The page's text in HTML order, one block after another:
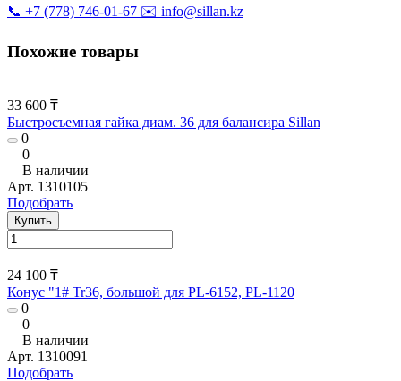
📞 +7 (778) 746-01-67 ✉️ info@sillan.kz
Похожие товары
33 600 ₸
Быстросъемная гайка диам. 36 для балансира Sillan
0
0
В наличии
Арт. 1310105
Подобрать
Купить
24 100 ₸
Конус "1# Tr36, большой для PL-6152, PL-1120
0
0
В наличии
Арт. 1310091
Подобрать